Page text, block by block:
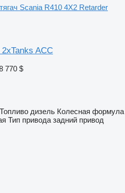
тягач Scania R410 4X2 Retarder
ACC
770 $
Топливо дизель Колесная формула
Тип привода задний привод